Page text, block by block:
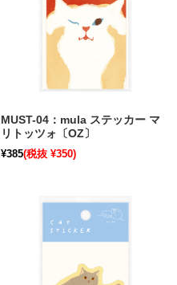
MUST-04：mula ステッカー マ
リトッツォ〔OZ〕
¥385(税抜 ¥350)